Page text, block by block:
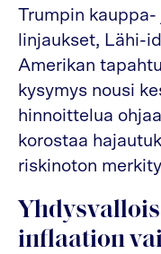
Trumpin
linjaukset, Lähi-
Amerikan
kysymys nousi
hinnoittelua
korostaa
riskinoton
inflaation